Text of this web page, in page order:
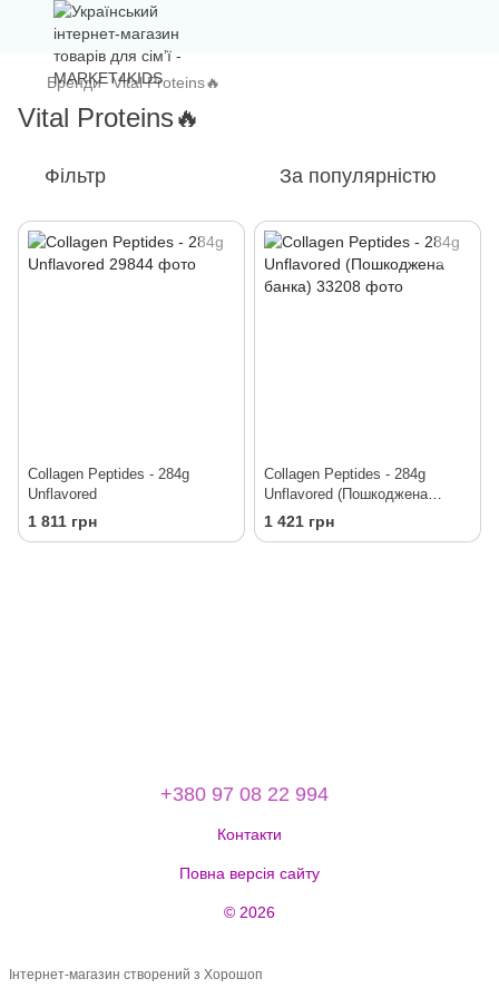
Бренди Vital Proteins🔥
Vital Proteins🔥
Фільтр За популярністю
Collagen Peptides - 284g
Unflavored
1 811 грн
Collagen Peptides - 284g
Unflavored (Пошкоджена
банка)
1 421 грн
+380 97 08 22 994
Контакти
Повна версія сайту
© 2026
Інтернет-магазин створений з Хорошоп